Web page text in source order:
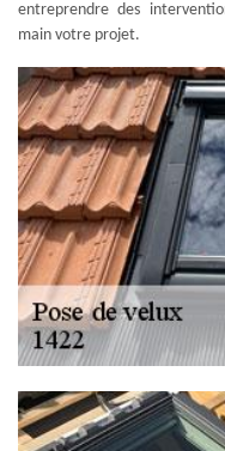
entreprendre des
main votre projet.